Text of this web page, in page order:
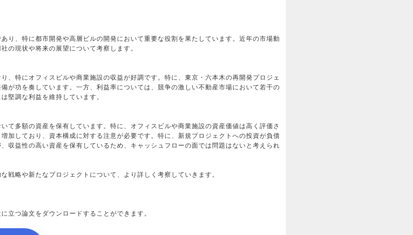
り、特に都市開発や高層ビルの開発において重要な役割を果たしています。近年の市場動
の現状や将来の展望について考察します。
、特にオフィスビルや商業施設の収益が好調です。特に、東京・六本木の再開発プロジェ
が功を奏しています。一方、利益率については、競争の激しい不動産市場において若干の
堅調な利益を維持しています。
て多額の資産を保有しています。特に、オフィスビルや商業施設の資産価値は高く評価さ
加しており、資本構成に対する注意が必要です。特に、新規プロジェクトへの投資が負債
収益性の高い資産を保有しているため、キャッシュフローの面では問題はないと考えられ
戦略や新たなプロジェクトについて、より詳しく考察していきます。
立つ論文をダウンロードすることができます。